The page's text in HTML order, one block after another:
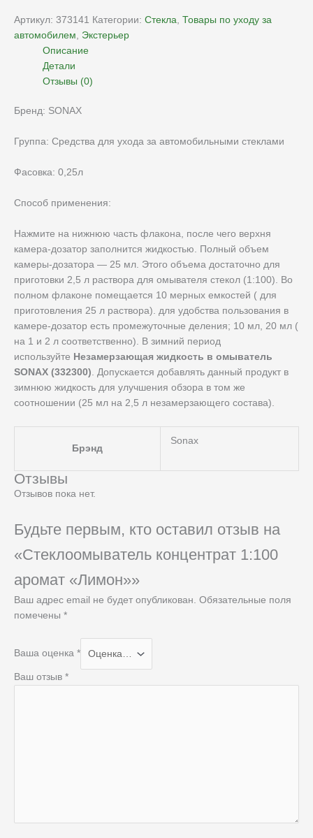
Артикул: 373141 Категории: Стекла Товары по уходу за
автомобилем
Экстерьер
Описание
Детали
Отзывы (0)
Бренд: SONAX
Группа: Средства для ухода за автомобильными стеклами
Фасовка: 0,25л
Способ применения:
Нажмите на нижнюю часть флакона, после чего верхня
камера-дозатор заполнится жидкостью. Полный объем
камеры-дозатора — 25 мл. Этого объема достаточно для
приготовки 2,5 л раствора для омывателя стекол (1:100). Во
полном флаконе помещается 10 мерных емкостей ( для
приготовления 25 л раствора). для удобства пользования в
камере-дозатор есть промежуточные деления; 10 мл, 20 мл (
на 1 и 2 л соответственно). В зимний период
используйте Незамерзающая жидкость в омыватель
SONAX (332300) . Допускается добавлять данный продукт в
зимнюю жидкость для улучшения обзора в том же
соотношении (25 мл на 2,5 л незамерзающего состава).
Брэнд
Sonax
Отзывы
Отзывов пока нет.
Будьте первым, кто оставил отзыв на
«Стеклоомыватель концентрат 1:100
аромат «Лимон»»
Ваш адрес email не будет опубликован. Обязательные поля
помечены *
Ваша оценка *
Ваш отзыв *